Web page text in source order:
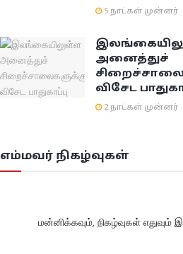
5 நாட்கள் முன்னர்
அனைத்துச்
விசேட
2 நாட்கள் முன்னர்
எம்மவர் நிகழ்வுகள்
மன்னிக்கவும், நிகழ்வுகள் எதுவும்